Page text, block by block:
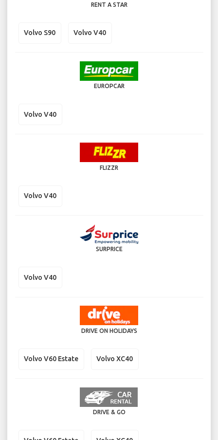
RENT A STAR
Volvo S90 Volvo V40
EUROPCAR
Volvo V40
FLIZZR
Volvo V40
SURPRICE
Volvo V40
DRIVE ON HOLIDAYS
Volvo V60 Estate Volvo XC40
DRIVE & GO